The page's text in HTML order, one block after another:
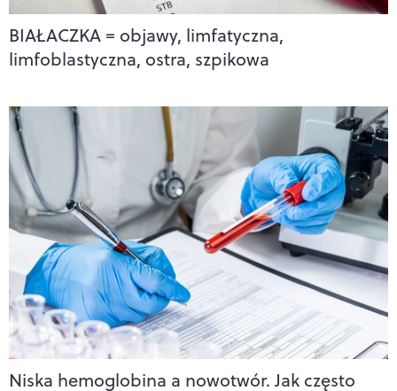
BIAŁACZKA = objawy, limfatyczna,
limfoblastyczna, ostra, szpikowa
Niska hemoglobina a nowotwór. Jak często